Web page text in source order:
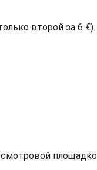
второй за 6 €).